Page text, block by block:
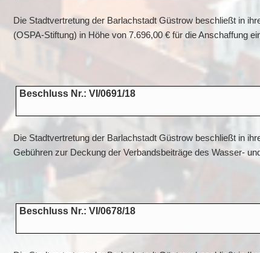
Die Stadtvertretung der Barlachstadt Güstrow beschließt in
(OSPA-Stiftung) in Höhe von 7.696,00 € für die Anschaffung
Beschluss Nr.: VI/0691/18
Die Stadtvertretung der Barlachstadt Güstrow beschließt in
Gebühren zur Deckung der Verbandsbeiträge des Wasser-
Beschluss Nr.: VI/0678/18